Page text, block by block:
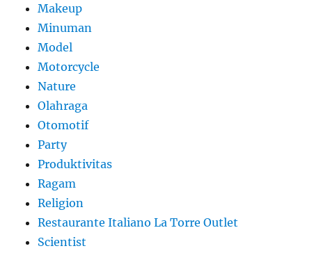
Makeup
Minuman
Model
Motorcycle
Nature
Olahraga
Otomotif
Party
Produktivitas
Ragam
Religion
Restaurante Italiano La Torre Outlet
Scientist